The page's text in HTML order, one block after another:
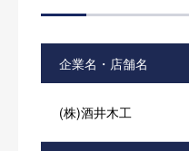
企業名・店舗名
(株)酒井木工